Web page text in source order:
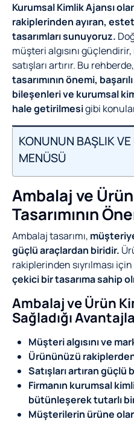
Kurumsal Kimlik Ajansı
rakiplerinden ayıran,
tasarımları sunuyoruz.
müşteri algısını
satışları artırır. Bu rehberde,
tasarımının önemi,
bileşenleri ve kurumsal
hale getirilmesigibi
KONUNUN BAŞLIK
MENÜSÜ
Ambalaj ve
Tasarımının
Ambalaj tasarımı,
güçlü araçlardan biridir.
rakiplerinden sıyrılması için
çekici bir tasarıma sahip
Ambalaj ve Ürün
Sağladığı
Müşteri algısını ve
Ürününüzü rakiplerden
Satışları artıran güçlü
Firmanın kurumsal
bütünleşerek tutarlı
Müşterilerin ürüne